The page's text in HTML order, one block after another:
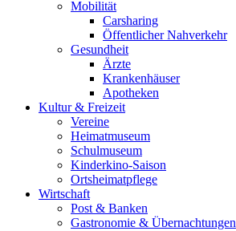
Mobilität
Carsharing
Öffentlicher Nahverkehr
Gesundheit
Ärzte
Krankenhäuser
Apotheken
Kultur & Freizeit
Vereine
Heimatmuseum
Schulmuseum
Kinderkino-Saison
Ortsheimatpflege
Wirtschaft
Post & Banken
Gastronomie & Übernachtungen